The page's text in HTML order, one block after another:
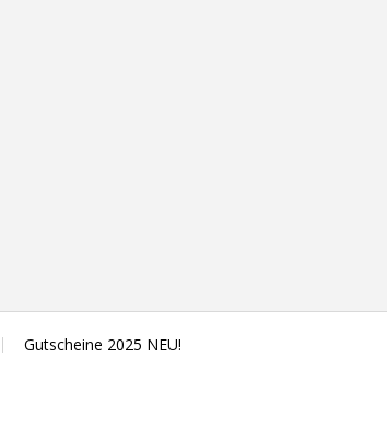
Gutscheine 2025 NEU!